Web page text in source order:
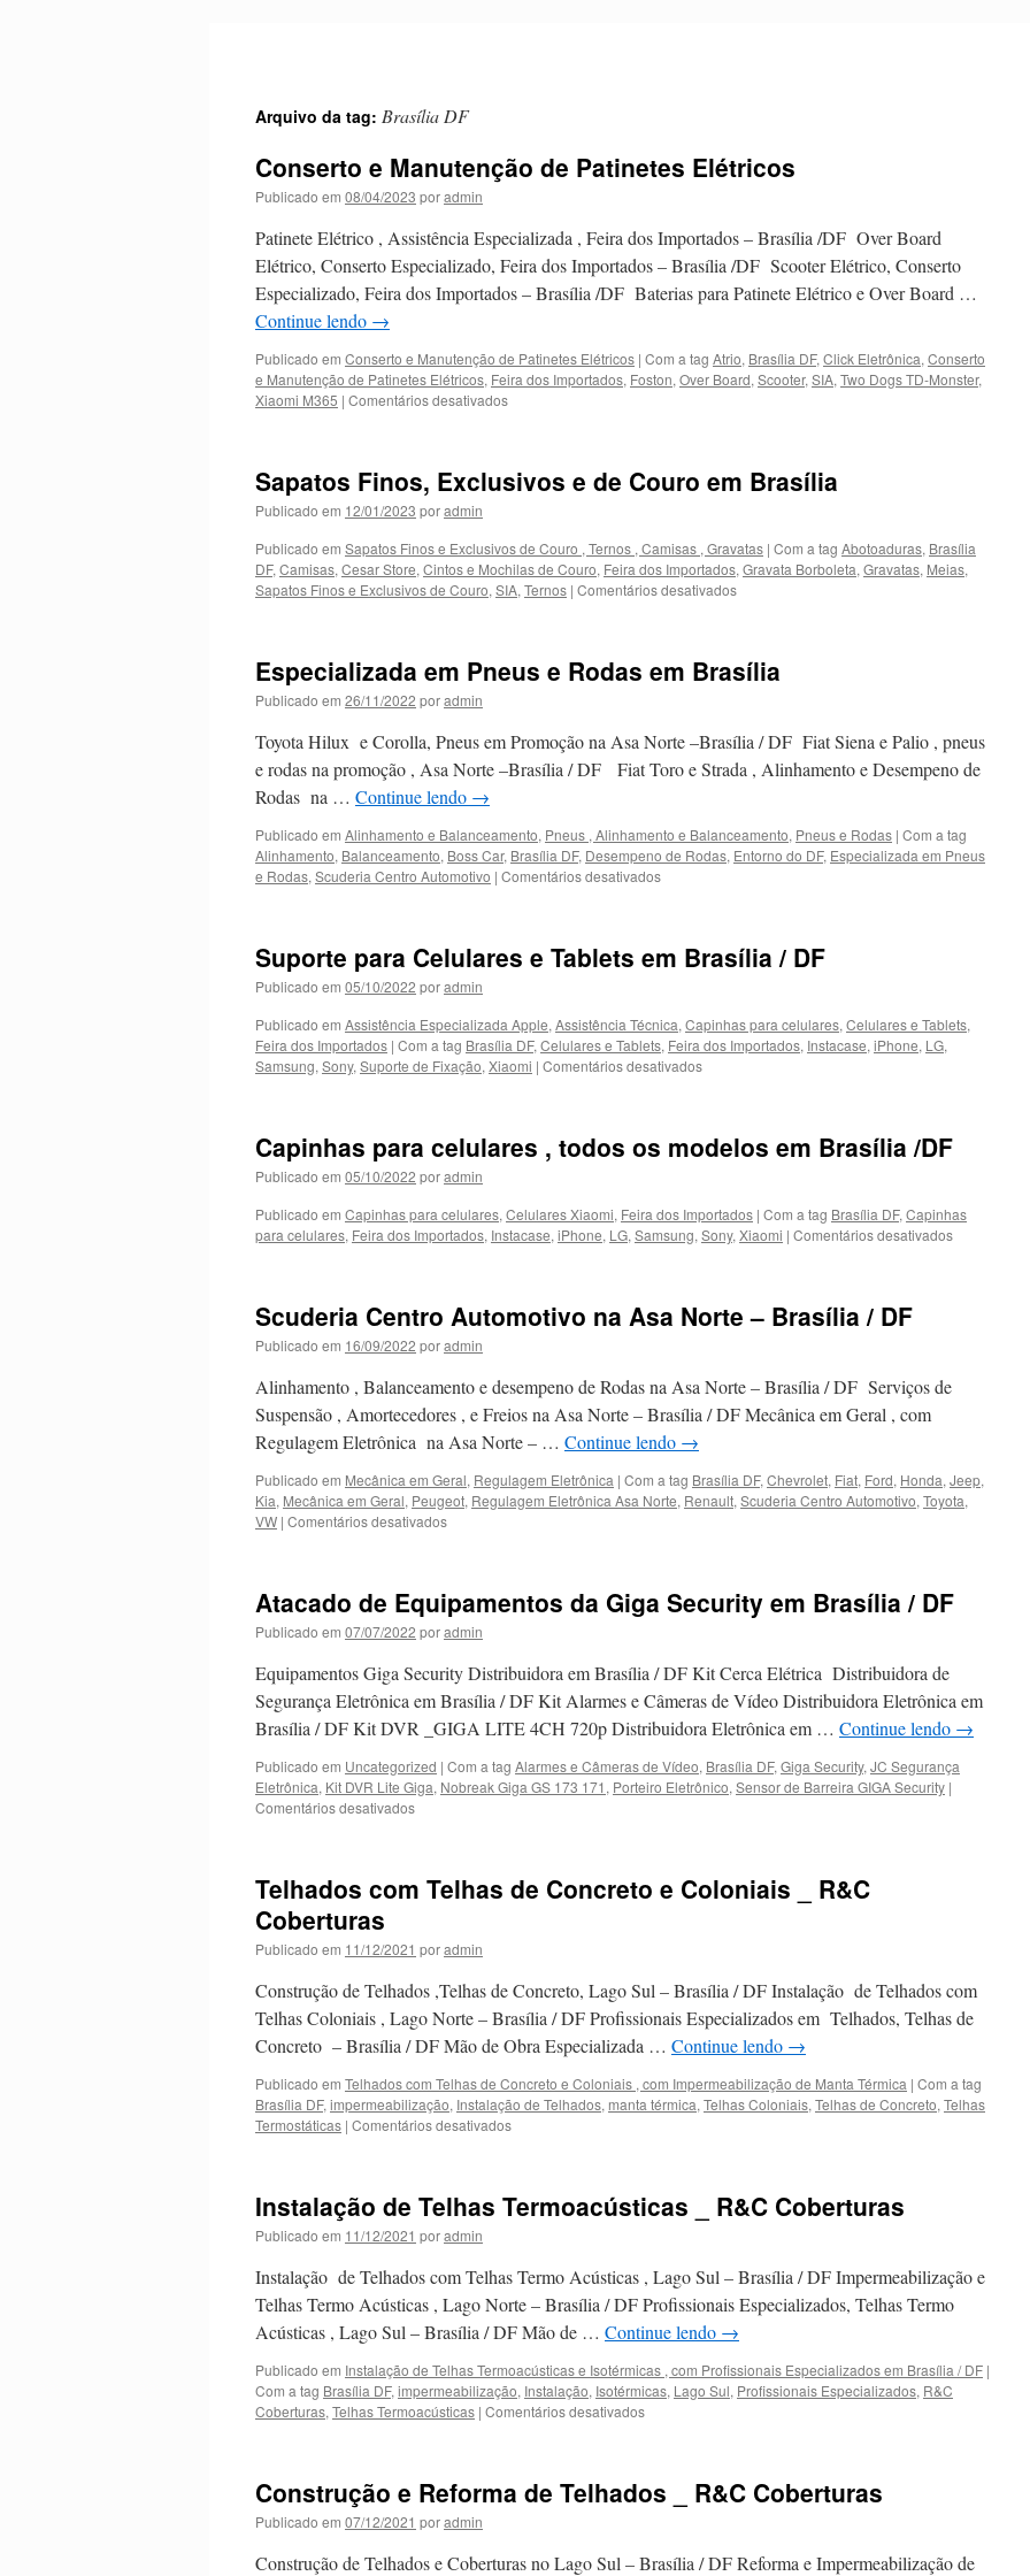
Arquivo da tag: Brasília DF
Conserto e Manutenção de Patinetes Elétricos
Publicado em 08/04/2023 poradmin
Patinete Elétrico , Assistência Especializada , Feira dos Importados – Brasília /DF Over Board
Elétrico, Conserto Especializado, Feira dos Importados – Brasília /DF Scooter Elétrico, Conserto
Especializado, Feira dos Importados – Brasília /DF Baterias para Patinete Elétrico e Over Board …
Continue lendo →
Publicado em Conserto e Manutenção de Patinetes Elétricos | Com a tag Atrio, Brasília DF, Click Eletrônica, Conserto
e Manutenção de Patinetes Elétricos, Feira dos Importados, Foston, Over Board, Scooter, SIA, Two Dogs TD-Monster,
Xiaomi M365 | Comentários desativados
de
Sapatos Finos, Exclusivos e de Couro em Brasília
Publicado em 12/01/2023 poradmin
Publicado em Sapatos Finos e Exclusivos de Couro , Ternos , Camisas , Gravatas | Com a tag Abotoaduras, Brasília
DF, Camisas, Cesar Store, Cintos e Mochilas de Couro, Feira dos Importados, Gravata Borboleta, Gravatas, Meias,
Sapatos Finos e Exclusivos de Couro, SIA, Ternos | Comentários desativados
e
em
Brasília
Especializada em Pneus e Rodas em Brasília
Publicado em 26/11/2022 poradmin
Toyota Hilux e Corolla, Pneus em Promoção na Asa Norte –Brasília / DF Fiat Siena e Palio , pneus
e rodas na promoção , Asa Norte –Brasília / DF Fiat Toro e Strada , Alinhamento e Desempeno de
Rodas na … Continue lendo →
Publicado em Alinhamento e Balanceamento, Pneus , Alinhamento e Balanceamento, Pneus e Rodas | Com a tag
Alinhamento, Balanceamento, Boss Car, Brasília DF, Desempeno de Rodas, Entorno do DF, Especializada em Pneus
e Rodas, Scuderia Centro Automotivo | Comentários desativados
e
Brasília
Suporte para Celulares e Tablets em Brasília / DF
Publicado em 05/10/2022 poradmin
Publicado em Assistência Especializada Apple, Assistência Técnica, Capinhas para celulares, Celulares e Tablets,
Feira dos Importados | Com a tag Brasília DF, Celulares e Tablets, Feira dos Importados, Instacase, iPhone, LG,
Samsung, Sony, Suporte de Fixação, Xiaomi | Comentários desativados
e
Brasília
/
Capinhas para celulares , todos os modelos em Brasília /DF
Publicado em 05/10/2022 poradmin
Publicado em Capinhas para celulares, Celulares Xiaomi, Feira dos Importados | Com a tag Brasília DF, Capinhas
para celulares, Feira dos Importados, Instacase, iPhone, LG, Samsung, Sony, Xiaomi | Comentários desativados
Scuderia Centro Automotivo na Asa Norte – Brasília / DF
Publicado em 16/09/2022 poradmin
Alinhamento , Balanceamento e desempeno de Rodas na Asa Norte – Brasília / DF Serviços de
Suspensão , Amortecedores , e Freios na Asa Norte – Brasília / DF Mecânica em Geral , com
Regulagem Eletrônica na Asa Norte – … Continue lendo →
Publicado em Mecânica em Geral, Regulagem Eletrônica | Com a tag Brasília DF, Chevrolet, Fiat, Ford, Honda, Jeep,
Kia, Mecânica em Geral, Peugeot, Regulagem Eletrônica Asa Norte, Renault, Scuderia Centro Automotivo, Toyota,
VW | Comentários desativados
na
Asa
Norte
–
Brasília
/
DF
Atacado de Equipamentos da Giga Security em Brasília / DF
Publicado em 07/07/2022 poradmin
Equipamentos Giga Security Distribuidora em Brasília / DF Kit Cerca Elétrica Distribuidora de
Segurança Eletrônica em Brasília / DF Kit Alarmes e Câmeras de Vídeo Distribuidora Eletrônica em
Brasília / DF Kit DVR _GIGA LITE 4CH 720p Distribuidora Eletrônica em … Continue lendo →
Publicado em Uncategorized | Com a tag Alarmes e Câmeras de Vídeo, Brasília DF, Giga Security, JC Segurança
Eletrônica, Kit DVR Lite Giga, Nobreak Giga GS 173 171 , Porteiro Eletrônico, Sensor de Barreira GIGA Security |
Comentários desativados
da
em
/
DF
Telhados com Telhas de Concreto e Coloniais _ R&C
Coberturas
Publicado em 11/12/2021 poradmin
Construção de Telhados ,Telhas de Concreto, Lago Sul – Brasília / DF Instalação de Telhados com
Telhas Coloniais , Lago Norte – Brasília / DF Profissionais Especializados em Telhados, Telhas de
Concreto – Brasília / DF Mão de Obra Especializada … Continue lendo →
Publicado em Telhados com Telhas de Concreto e Coloniais , com Impermeabilização de Manta Térmica | Com a tag
Brasília DF, impermeabilização, Instalação de Telhados, manta térmica, Telhas Coloniais, Telhas de Concreto, Telhas
Termostáticas | Comentários desativados
de
Coloniais
R&C
Coberturas
Instalação de Telhas Termoacústicas _ R&C Coberturas
Publicado em 11/12/2021 poradmin
Instalação de Telhados com Telhas Termo Acústicas , Lago Sul – Brasília / DF Impermeabilização e
Telhas Termo Acústicas , Lago Norte – Brasília / DF Profissionais Especializados, Telhas Termo
Acústicas , Lago Sul – Brasília / DF Mão de … Continue lendo →
Publicado em Instalação de Telhas Termoacústicas e Isotérmicas , com Profissionais Especializados em Brasília / DF |
Com a tag Brasília DF, impermeabilização, Instalação, Isotérmicas, Lago Sul, Profissionais Especializados, R&C
Coberturas, Telhas Termoacústicas | Comentários desativados
Termoacústicas
Coberturas
Construção e Reforma de Telhados _ R&C Coberturas
Publicado em 07/12/2021 poradmin
Construção de Telhados e Coberturas no Lago Sul – Brasília / DF Reforma e Impermeabilização de